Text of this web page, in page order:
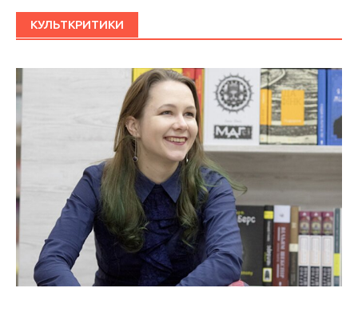
КУЛЬТКРИТИКИ